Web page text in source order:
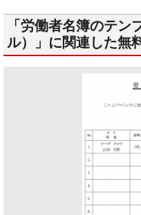
「労働者名簿のテン
ル）」に関連した無